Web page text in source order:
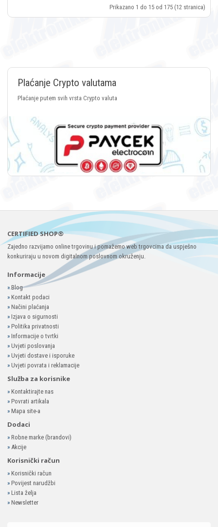
Prikazano 1 do 15 od 175 (12 stranica)
Plaćanje Crypto valutama
Plaćanje putem svih vrsta Crypto valuta
CERTIFIED SHOP®
Zajedno razvijamo online trgovinu i pomažemo web trgovcima da uspješno
konkuriraju u novom digitalnom poslovnom okruženju.
Informacije
»Blog
» Kontakt podaci
» Načini plaćanja
» Izjava o sigurnosti
» Politika privatnosti
» Informacije o tvrtki
» Uvjeti poslovanja
» Uvjeti dostave i isporuke
» Uvjeti povrata i reklamacije
Služba za korisnike
» Kontaktirajte nas
» Povrati artikala
» Mapa site-a
Dodaci
» Robne marke (brandovi)
» Akcije
Korisnički račun
» Korisnički račun
» Povijest narudžbi
» Lista želja
» Newsletter